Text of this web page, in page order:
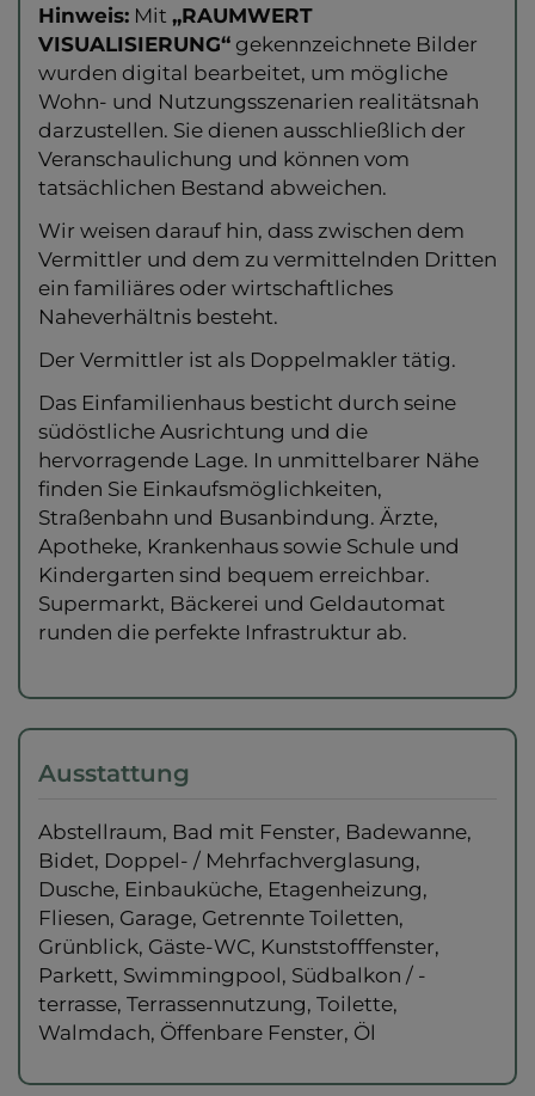
Hinweis: Mit „RAUMWERT
VISUALISIERUNG“ gekennzeichnete Bilder
wurden digital bearbeitet, um mögliche
Wohn- und Nutzungsszenarien realitätsnah
darzustellen. Sie dienen ausschließlich der
Veranschaulichung und können vom
tatsächlichen Bestand abweichen.
Wir weisen darauf hin, dass zwischen dem
Vermittler und dem zu vermittelnden Dritten
ein familiäres oder wirtschaftliches
Naheverhältnis besteht.
Der Vermittler ist als Doppelmakler tätig.
Das Einfamilienhaus besticht durch seine
südöstliche Ausrichtung und die
hervorragende Lage. In unmittelbarer Nähe
finden Sie Einkaufsmöglichkeiten,
Straßenbahn und Busanbindung. Ärzte,
Apotheke, Krankenhaus sowie Schule und
Kindergarten sind bequem erreichbar.
Supermarkt, Bäckerei und Geldautomat
runden die perfekte Infrastruktur ab.
Ausstattung
Abstellraum Bad mit Fenster Badewanne
Bidet Doppel- / Mehrfachverglasung
Dusche Einbauküche Etagenheizung
Fliesen Garage Getrennte Toiletten
Grünblick Gäste-WC Kunststofffenster
Parkett Swimmingpool Südbalkon / -
terrasse Terrassennutzung Toilette
Walmdach Öffenbare Fenster Öl